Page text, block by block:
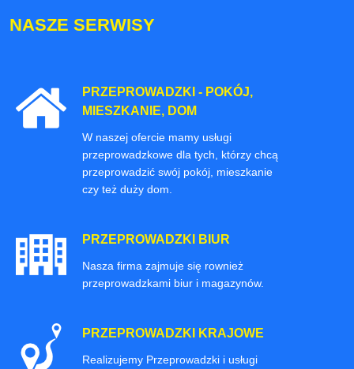
NASZE SERWISY
PRZEPROWADZKI - POKÓJ,
MIESZKANIE, DOM
W naszej ofercie mamy usługi
przeprowadzkowe dla tych, którzy chcą
przeprowadzić swój pokój, mieszkanie
czy też duży dom.
PRZEPROWADZKI BIUR
Nasza firma zajmuje się rownież
przeprowadzkami biur i magazynów.
PRZEPROWADZKI KRAJOWE
Realizujemy Przeprowadzki i usługi